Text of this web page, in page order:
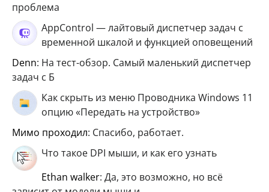
проблема
AppControl — лайтовый диспетчер задач с
временной шкалой и функцией оповещений
Denn: На тест-обзор. Самый маленький диспетчер
задач с Б
Как скрыть из меню Проводника Windows 11
опцию «Передать на устройство»
мимо проходил: Спасибо, работает.
Что такое DPI мыши, и как его узнать
ethan walker: Да, это возможно, но всё